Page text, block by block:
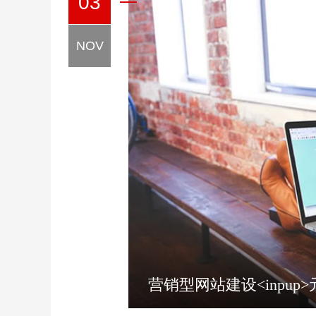
NOV
营销型网站建设<inpup>